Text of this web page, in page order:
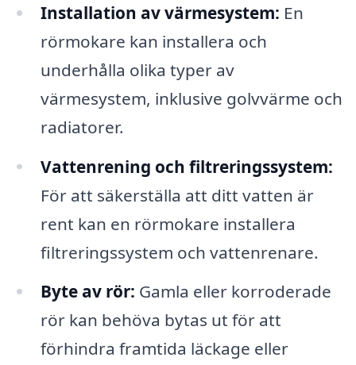
Installation av värmesystem: En
rörmokare kan installera och
underhålla olika typer av
värmesystem, inklusive golvvärme och
radiatorer.
Vattenrening och filtreringssystem:
För att säkerställa att ditt vatten är
rent kan en rörmokare installera
filtreringssystem och vattenrenare.
Byte av rör: Gamla eller korroderade
rör kan behöva bytas ut för att
förhindra framtida läckage eller